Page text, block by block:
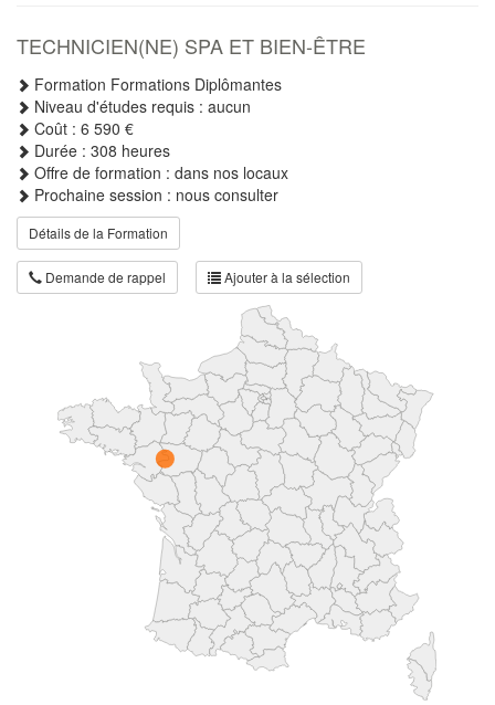
TECHNICIEN(NE) SPA ET BIEN-ÊTRE
Formation Formations Diplômantes
Niveau d'études requis : aucun
Coût : 6 590 €
Durée : 308 heures
Offre de formation : dans nos locaux
Prochaine session : nous consulter
Détails de la Formation
Demande de rappel Ajouter à la sélection